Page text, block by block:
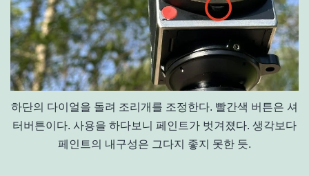
하단의 다이얼을 돌려 조리개를 조정한다. 빨간색 버튼은 셔
터버튼이다. 사용을 하다보니 페인트가 벗겨졌다. 생각보다
페인트의 내구성은 그다지 좋지 못한 듯.